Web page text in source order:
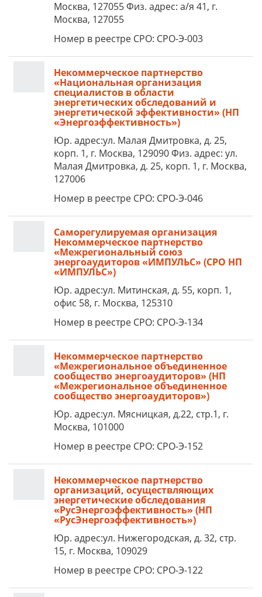
Москва, 127055 Физ. адрес: а/я 41, г.
Москва, 127055
Номер в реестре СРО: СРО-Э-003
Некоммерческое партнерство
«Национальная организация
специалистов в области
энергетических обследований и
энергетической эффективности» (НП
«Энергоэффективность»)
Юр. адрес:ул. Малая Дмитровка, д. 25,
корп. 1, г. Москва, 129090 Физ. адрес: ул.
Малая Дмитровка, д. 25, корп. 1, г. Москва,
127006
Номер в реестре СРО: СРО-Э-046
Саморегулируемая организация
Некоммерческое партнерство
«Межрегиональный союз
энергоаудиторов «ИМПУЛЬС» (СРО НП
«ИМПУЛЬС»)
Юр. адрес:ул. Митинская, д. 55, корп. 1,
офис 58, г. Москва, 125310
Номер в реестре СРО: СРО-Э-134
Некоммерческое партнерство
«Межрегиональное объединенное
сообщество энергоаудиторов» (НП
«Межрегиональное объединенное
сообщество энергоаудиторов»)
Юр. адрес:ул. Мясницкая, д.22, стр.1, г.
Москва, 101000
Номер в реестре СРО: СРО-Э-152
Некоммерческое партнерство
организаций, осуществляющих
энергетические обследования
«РусЭнергоэффективность» (НП
«РусЭнергоэффективность»)
Юр. адрес:ул. Нижегородская, д. 32, стр.
15, г. Москва, 109029
Номер в реестре СРО: СРО-Э-122